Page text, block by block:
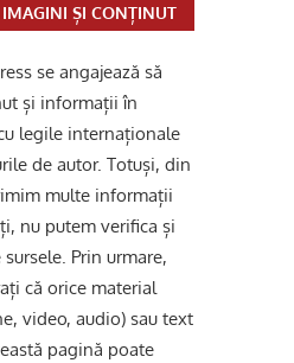
IMAGINI ȘI CONȚINUT
se angajează să
și informații în
legile internaționale
de autor. Totuși, din
multe informații
nu putem verifica și
Prin urmare,
că orice material
video, audio) sau text
pagină poate